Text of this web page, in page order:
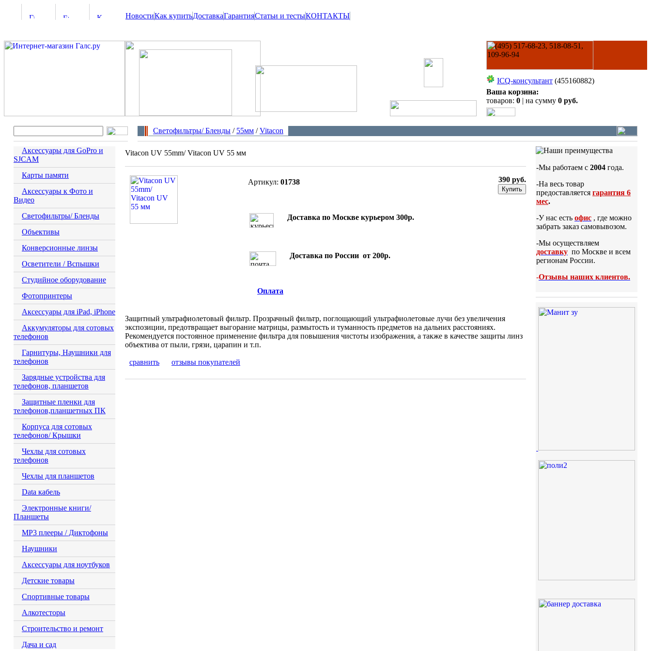
НовостиКак купитьДоставкаГарантияСтатьи и тестыКОНТАКТЫ
ICQ-консультант (455160882)
Ваша корзина:
товаров: 0 | на сумму 0 руб.
Светофильтры/ Бленды / 55мм /Vitacon
Аксессуары для GoPro и
SJCAM
Карты памяти
Аксессуары к Фото и
Видео
Светофильтры/ Бленды
Объективы
Конверсионные линзы
Осветители / Вспышки
Студийное оборудование
Фотопринтеры
Аксессуары для iPad, iPhone
Аккумуляторы для сотовых
телефонов
Гарнитуры, Наушники для
телефонов
Зарядные устройства для
телефонов, планшетов
Защитные пленки для
телефонов,планшетных ПК
Корпуса для сотовых
телефонов/ Крышки
Чехлы для сотовых
телефонов
Чехлы для планшетов
Data кабель
Электронные книги/
Планшеты
MP3 плееры / Диктофоны
Наушники
Аксессуары для ноутбуков
Детские товары
Спортивные товары
Алкотесторы
Строительство и ремонт
Дача и сад
Vitacon UV 55mm/ Vitacon UV 55 мм
Артикул: 01738 390 руб.
Купить
Доставка по Москве курьером 300р.
Доставка по России от 200р.
Оплата
Защитный ультрафиолетовый фильтр. Прозрачный фильтр, поглощающий ультрафиолетовые лучи без увеличения
экспозиции, предотвращает выгорание матрицы, размытость и туманность предметов на дальних расстояниях.
Рекомендуется постоянное применение фильтра для повышения чистоты изображения, а также в качестве защиты линз
объектива от пыли, грязи, царапин и т.п.
сравнить отзывы покупателей
-Мы работаем с 2004 года.
-На весь товар
предоставляется гарантия 6
мес.
-У нас есть офис , где можно
забрать заказ самовывозом.
-Мы осуществляем
доставку по Москве и всем
регионам России.
-Отзывы наших клиентов.